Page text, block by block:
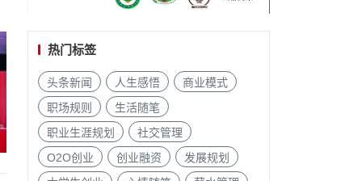
热门标签
头条新闻 人生感悟
商业模式
职场规则
生活随笔
职业生涯规划
社交管理
O2O创业
创业融资
发展规划